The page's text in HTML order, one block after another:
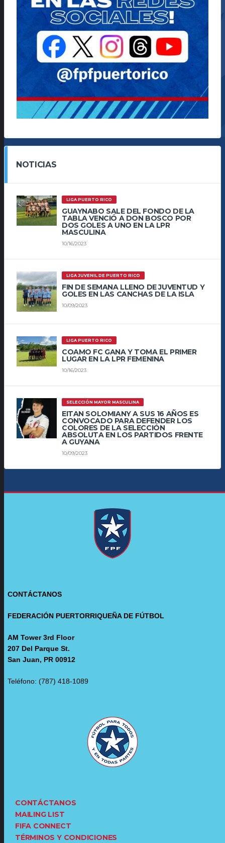
NOTICIAS
LIGA PUERTO RICO
GUAYNABO SALE DEL FONDO DE LA
TABLA VENCIÓ A DON BOSCO POR
DOS GOLES A UNO EN LA LPR
MASCULINA
10/16/2023
LIGA JUVENIL DE PUERTO RICO
FIN DE SEMANA LLENO DE JUVENTUD Y
GOLES EN LAS CANCHAS DE LA ISLA
10/09/2023
LIGA PUERTO RICO
COAMO FC GANA Y TOMA EL PRIMER
LUGAR EN LA LPR FEMENINA
10/16/2023
SELECCIÓN MAYOR MASCULINA
EITAN SOLOMIANY A SUS 16 AÑOS ES
CONVOCADO PARA DEFENDER LOS
COLORES DE LA SELECCIÓN
ABSOLUTA EN LOS PARTIDOS FRENTE
A GUYANA
10/09/2023
CONTÁCTANOS
FEDERACIÓN PUERTORRIQUEÑA DE FÚTBOL
AM Tower 3rd Floor
207 Del Parque St.
San Juan, PR 00912
Teléfono: (787) 418-1089
CONTÁCTANOS
MAILING LIST
FIFA CONNECT
TÉRMINOS Y CONDICIONES